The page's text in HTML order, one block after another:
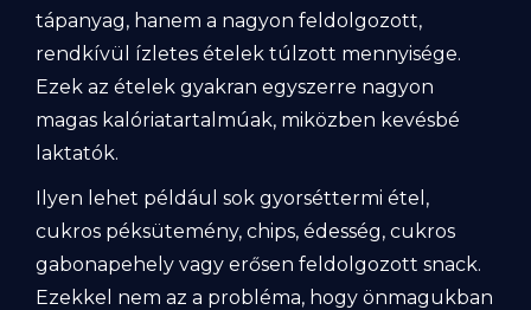
tápanyag, hanem a nagyon feldolgozott,
rendkívül ízletes ételek túlzott mennyisége.
Ezek az ételek gyakran egyszerre nagyon
magas kalóriatartalmúak, miközben kevésbé
laktatók.
Ilyen lehet például sok gyorséttermi étel,
cukros péksütemény, chips, édesség, cukros
gabonapehely vagy erősen feldolgozott snack.
Ezekkel nem az a probléma, hogy önmagukban